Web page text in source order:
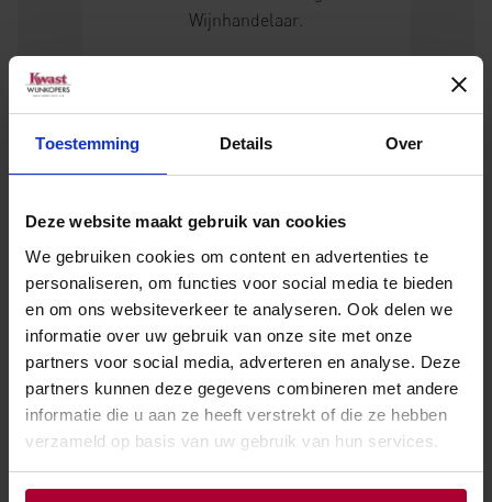
Toestemming Details Over
Deze website maakt gebruik van cookies
We gebruiken cookies om content en advertenties te
personaliseren, om functies voor social media te bieden
en om ons websiteverkeer te analyseren. Ook delen we
informatie over uw gebruik van onze site met onze
partners voor social media, adverteren en analyse. Deze
partners kunnen deze gegevens combineren met andere
informatie die u aan ze heeft verstrekt of die ze hebben
verzameld op basis van uw gebruik van hun services.
Wijnhandelaar.
Maak kennis met ons verkoop-,
lees meer
Onze wijnhuizen
Bij ons vindt u bekende namen als Taylor’s Port,